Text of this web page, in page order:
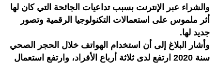
والشراء عبر الإنترنت بسبب تداعيات الجائحة التي كان لها
أثر ملموس على استعمالات التكنولوجيا الرقمية وتصور
جديد لها.
وأشار البلاغ إلى أن استخدام الهواتف خلال الحجر الصحي
سنة 2020 ارتفع لدى ثلاثة أرباع الأفراد، وارتفع استعمال